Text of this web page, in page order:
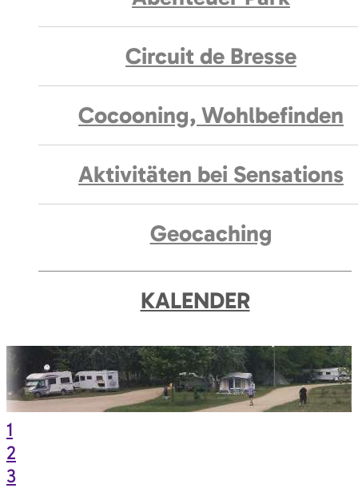
Circuit de Bresse
Cocooning, Wohlbefinden
Aktivitäten bei Sensations
Geocaching
KALENDER
1
2
3